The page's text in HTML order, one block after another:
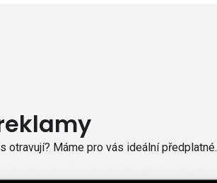
otravují? Máme pro vás ideální předplatné.